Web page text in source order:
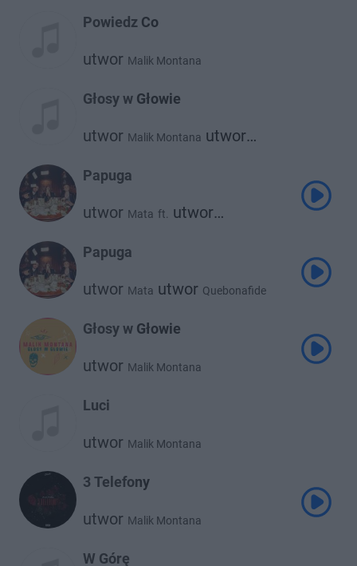
Powiedz Co
utwor Malik Montana
Głosy w Głowie
utwor Malik Montana utwor
Papuga
utwor Mata ft. utwor
Papuga
utwor Mata utwor Quebonafide
Głosy w Głowie
utwor Malik Montana
Luci
utwor Malik Montana
3 Telefony
utwor Malik Montana
W Górę